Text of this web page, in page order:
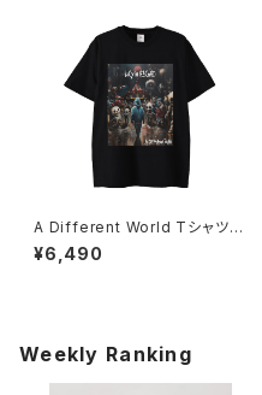
A Different World Tシャツ 1
014-230221222
¥6,490
Weekly Ranking